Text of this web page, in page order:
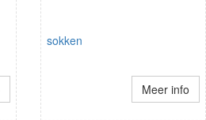
sokken
Meer info